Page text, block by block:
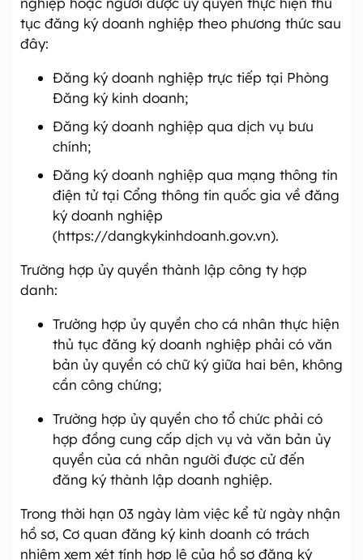
tục đăng ký doanh nghiệp theo phương thức sau
đây:
Đăng ký doanh nghiệp trực tiếp tại Phòng
Đăng ký kinh doanh;
Đăng ký doanh nghiệp qua dịch vụ bưu
chính;
Đăng ký doanh nghiệp qua mạng thông tin
điện tử tại Cổng thông tin quốc gia về đăng
ký doanh nghiệp
(https://dangkykinhdoanh.gov.vn).
Trường hợp ủy quyền thành lập công ty hợp
danh:
Trường hợp ủy quyền cho cá nhân thực hiện
thủ tục đăng ký doanh nghiệp phải có văn
bản ủy quyền có chữ ký giữa hai bên, không
cần công chứng;
Trường hợp ủy quyền cho tổ chức phải có
hợp đồng cung cấp dịch vụ và văn bản ủy
quyền của cá nhân người được cử đến
đăng ký thành lập doanh nghiệp.
Trong thời hạn 03 ngày làm việc kể từ ngày nhận
hồ sơ, Cơ quan đăng ký kinh doanh có trách
nhiệm xem xét tính hợp lệ của hồ sơ đăng ký